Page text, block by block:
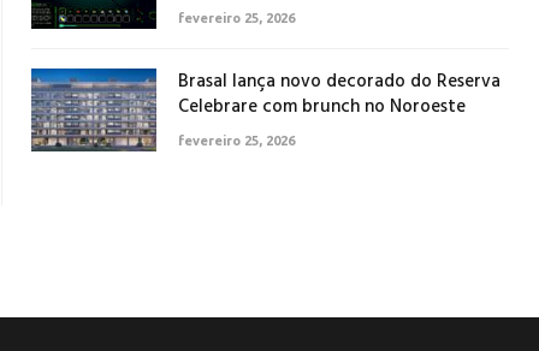
fevereiro 25, 2026
Brasal lança novo decorado do Reserva
Celebrare com brunch no Noroeste
fevereiro 25, 2026